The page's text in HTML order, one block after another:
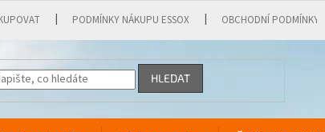
PODMÍNKY NÁKUPU ESSOX OBCHODNÍ PODMÍNKY
HLEDAT